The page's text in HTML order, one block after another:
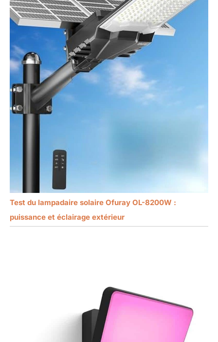
Test du lampadaire solaire Ofuray OL-8200W :
puissance et éclairage extérieur